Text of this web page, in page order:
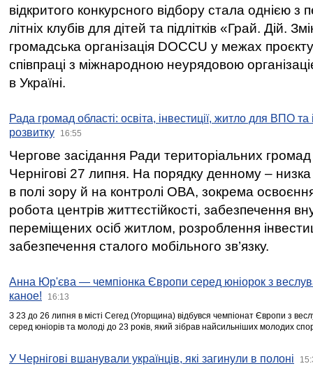
відкритого конкурсного відбору стала однією
літніх клубів для дітей та підлітків «Грай. Дій.
громадська організація DOCCU у межах
співпраці з міжнародною неурядовою
в Україні.
Рада громад області: освіта, інвестиції, житло для ВПО
розвитку
16:55
Чергове засідання Ради територіальних громад
Чернігові 27 липня. На порядку денному –
в полі зору й на контролі ОВА, зокрема освоєння
робота центрів життєстійкості, забезпечення
переміщених осіб житлом, розроблення
забезпечення сталого мобільного зв’язку.
Анна Юр'єва — чемпіонка Європи серед юніорок з
каное!
16:13
З 23 до 26 липня в місті Сегед (Угорщина) відбувся чемпіонат Європи з
серед юніорів та молоді до 23 років, який зібрав найсильніших молодих
У Чернігові вшанували українців, які загинули в полоні